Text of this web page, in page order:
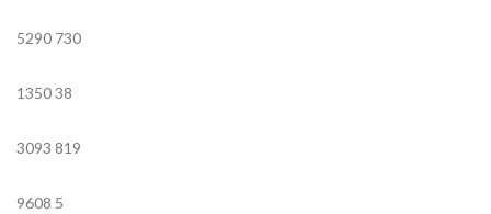
5290 730
135038
3093 819
9608 5